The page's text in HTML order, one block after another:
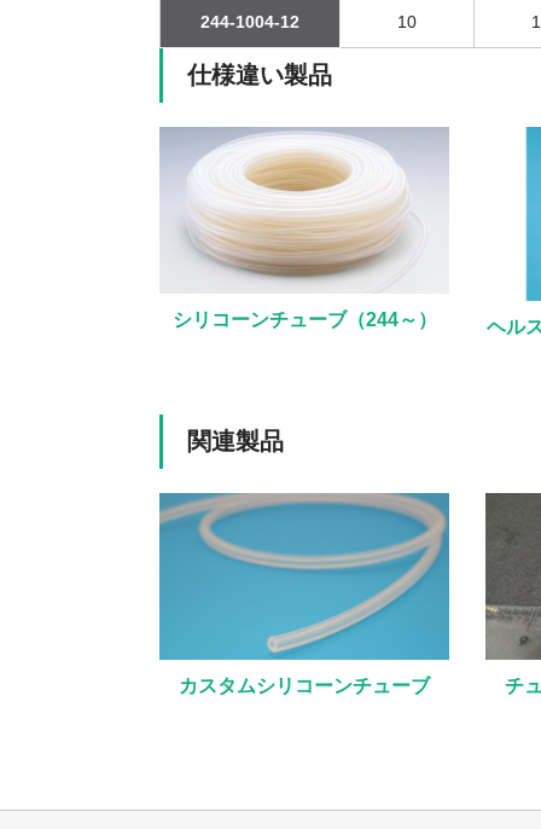
244-1004-12 10
仕様違い製品
シリコーンチューブ（244～） ヘル
関連製品
カスタムシリコーンチューブ チ